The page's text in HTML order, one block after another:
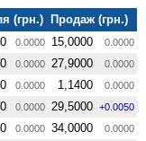
(грн.)
Продаж (грн.)
0.0000 15,0000 0.0000
0.0000 27,9000 0.0000
0.0000 1,1400 0.0000
0.0000 29,5000 +0.0050
0.0000 34,0000 0.0000